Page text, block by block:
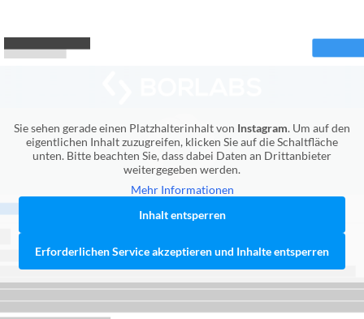
Sie sehen gerade einen Platzhalterinhalt von Instagram. Um auf den
eigentlichen Inhalt zuzugreifen, klicken Sie auf die Schaltfläche
unten. Bitte beachten Sie, dass dabei Daten an Drittanbieter
weitergegeben werden.
Mehr Informationen
Inhalt entsperren
Erforderlichen Service akzeptieren und Inhalte entsperren